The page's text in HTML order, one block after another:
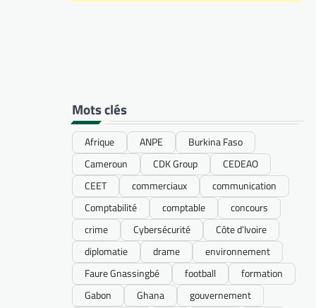
Mots clés
Afrique ANPE
Burkina Faso
Cameroun
CDK Group
CEDEAO
CEET
commerciaux
communication
Comptabilité
comptable
concours
crime
Cybersécurité
Côte d’Ivoire
diplomatie
drame
environnement
Faure Gnassingbé
football
formation
Gabon
Ghana
gouvernement